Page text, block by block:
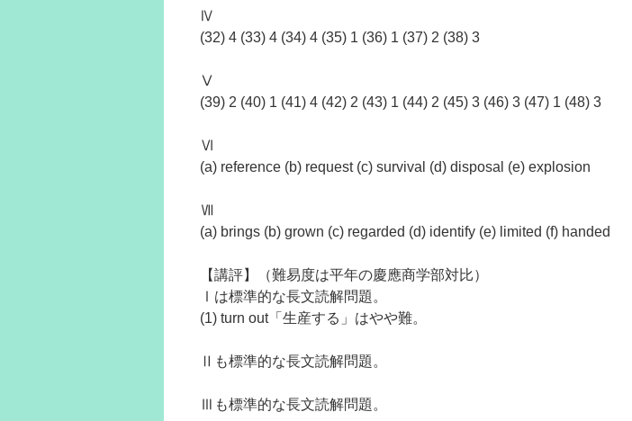
Ⅳ
(32) 4 (33) 4 (34) 4 (35) 1 (36) 1 (37) 2 (38) 3
Ⅴ
(39) 2 (40) 1 (41) 4 (42) 2 (43) 1 (44) 2 (45) 3 (46) 3 (47) 1 (48) 3
Ⅵ
(a) reference (b) request (c) survival (d) disposal (e) explosion
Ⅶ
(a) brings (b) grown (c) regarded (d) identify (e) limited (f) handed
【講評】（難易度は平年の慶應商学部対比）
Ⅰは標準的な長文読解問題。
(1) turn out「生産する」はやや難。
Ⅱも標準的な長文読解問題。
Ⅲも標準的な長文読解問題。